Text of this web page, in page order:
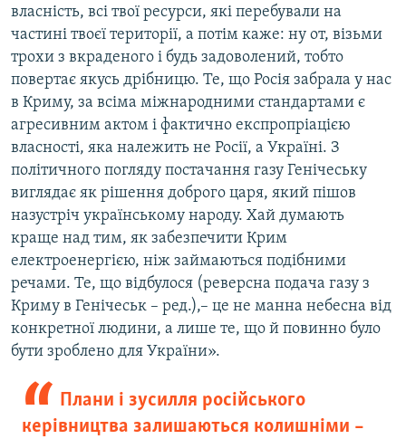
власність, всі твої ресурси, які перебували на
частині твоєї території, а потім каже: ну от, візьми
трохи з вкраденого і будь задоволений, тобто
повертає якусь дрібницю. Те, що Росія забрала у нас
в Криму, за всіма міжнародними стандартами є
агресивним актом і фактично експропріацією
власності, яка належить не Росії, а Україні. З
політичного погляду постачання газу Генічеську
виглядає як рішення доброго царя, який пішов
назустріч українському народу. Хай думають
краще над тим, як забезпечити Крим
електроенергією, ніж займаються подібними
речами. Те, що відбулося (реверсна подача газу з
Криму в Генічеськ – ред.),– це не манна небесна від
конкретної людини, а лише те, що й повинно було
бути зроблено для України».
Плани і зусилля російського
керівництва залишаються колишніми –